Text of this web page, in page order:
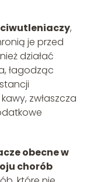
,
je przed
działać
łagodząc
zwłaszcza
obecne w
chorób